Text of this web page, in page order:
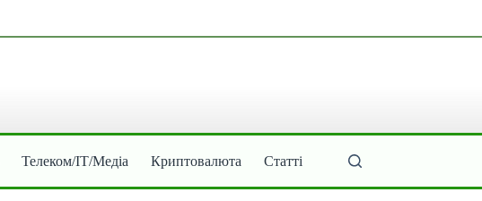
Телеком/ІТ/Медіа Криптовалюта Статті